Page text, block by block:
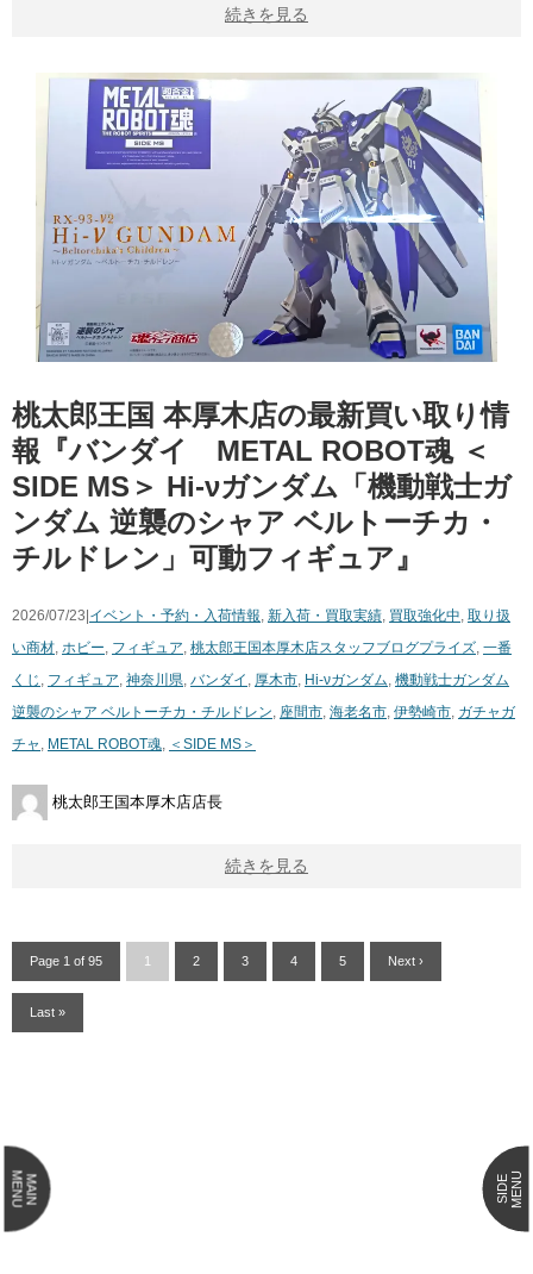
続きを見る
桃太郎王国 本厚木店の最新買い取り情
報『バンダイ METAL ROBOT魂 ＜
SIDE MS＞ Hi-νガンダム「機動戦士ガ
ンダム 逆襲のシャア ベルトーチカ・
チルドレン」可動フィギュア』
2026/07/23|イベント・予約・入荷情報, 新入荷・買取実績, 買取強化中, 取り扱
い商材, ホビー, フィギュア, 桃太郎王国本厚木店スタッフブログプライズ, 一番
くじ , フィギュア, 神奈川県, バンダイ , 厚木市, Hi-νガンダム, 機動戦士ガンダム
逆襲のシャア ベルトーチカ・チルドレン, 座間市, 海老名市, 伊勢崎市, ガチャガ
チャ , METAL ROBOT魂, ＜SIDE MS＞
桃太郎王国本厚木店店長
続きを見る
Page 1 of 95 1 2 3 4 5 Next ›
Last »
MAIN
MENU SIDEMENU